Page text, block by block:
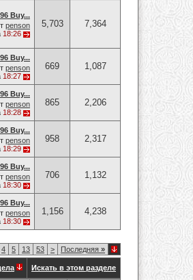
Buy...
penson
18:26
5,703 7,364
Buy...
penson
18:27
669 1,087
Buy...
penson
18:28
865 2,206
Buy...
penson
18:29
958 2,317
Buy...
penson
18:30
706 1,132
Buy...
penson
18:30
1,156 4,238
4 5 13 53 > Последняя »
Искать в этом разделе